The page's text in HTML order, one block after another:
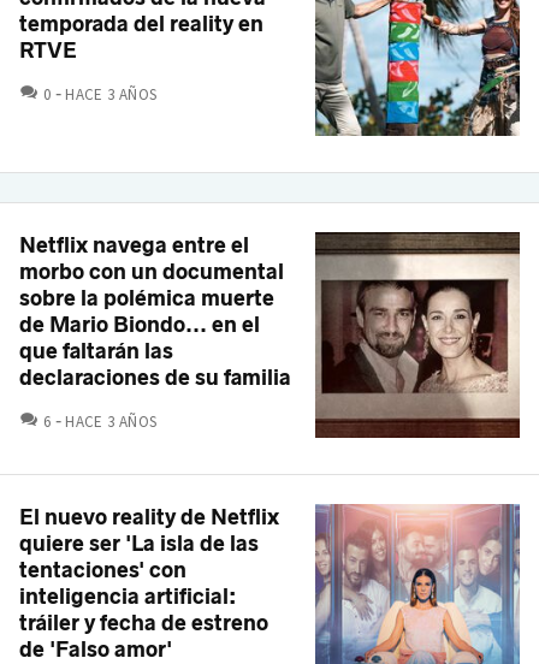
temporada del reality en
RTVE
0 COMENTARIOS
HACE 3 AÑOS
Netflix navega entre el
morbo con un documental
sobre la polémica muerte
de Mario Biondo... en el
que faltarán las
declaraciones de su familia
6 COMENTARIOS
HACE 3 AÑOS
El nuevo reality de Netflix
quiere ser 'La isla de las
tentaciones' con
inteligencia artificial:
tráiler y fecha de estreno
de 'Falso amor'